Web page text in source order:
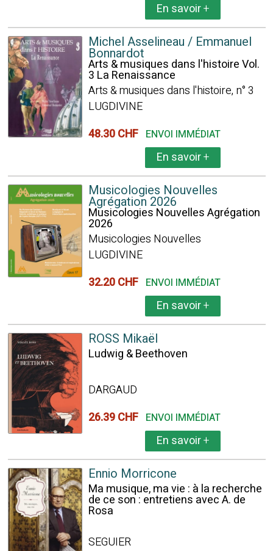
En savoir+
Michel Asselineau / Emmanuel
Bonnardot
Arts & musiques dans l'histoire Vol.
3 La Renaissance
Arts & musiques dans l'histoire, n° 3
LUGDIVINE
48.30 CHF ENVOI IMMÉDIAT
En savoir+
Musicologies Nouvelles
Agrégation 2026
Musicologies Nouvelles Agrégation
2026
Musicologies Nouvelles
LUGDIVINE
32.20 CHF ENVOI IMMÉDIAT
En savoir+
ROSS Mikaël
Ludwig & Beethoven
DARGAUD
26.39 CHF ENVOI IMMÉDIAT
En savoir+
Ennio Morricone
Ma musique, ma vie : à la recherche
de ce son : entretiens avec A. de
Rosa
SEGUIER